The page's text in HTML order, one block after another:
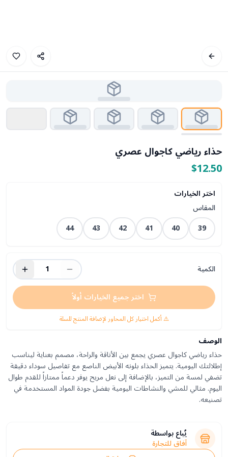
حذاء رياضي كاجوال عصري
$12.50
اختر الخيارات
المقاس
39
40
41
42
43
44
الكمية
1
اختر جميع الخيارات أولاً
⚠️ أكمل اختيار كل المحاور لإضافة المنتج للسلة
الوصف
حذاء رياضي كاجوال عصري يجمع بين الأناقة والراحة، مصمم بعناية ليناسب
إطلالتك اليومية. يتميز الحذاء بلونه الأبيض الناصع مع تفاصيل سوداء دقيقة
تضفي لمسة من التميز، بالإضافة إلى نعل مريح يوفر دعماً ممتازاً للقدم طوال
اليوم. مثالي للمشي والنشاطات اليومية بفضل جودة المواد المستخدمة في
تصنيعه.
يُباع بواسطة
آفاق للتجارة